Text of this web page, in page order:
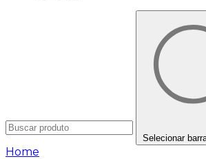
Selecionar
Home